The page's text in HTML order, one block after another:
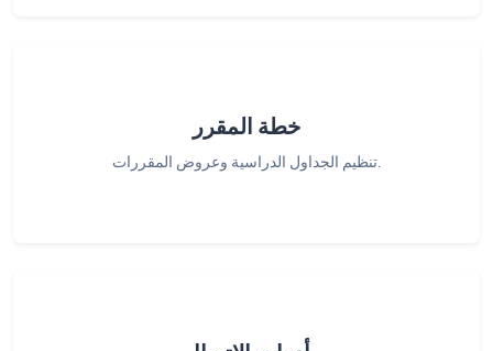
خطة المقرر
تنظيم الجداول الدراسية وعروض المقررات.